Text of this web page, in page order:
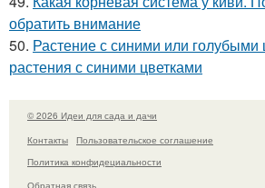
обратить внимание
50. Растение с синими или голубыми
растения с синими цветками
© 2026 Идеи для сада и дачи
Контакты
Пользовательское соглашение
Политика конфидециальности
Обратная связь